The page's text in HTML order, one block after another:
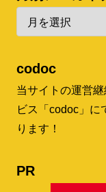
codoc
当サイトの運営
ビス「codoc」に
ります！
PR